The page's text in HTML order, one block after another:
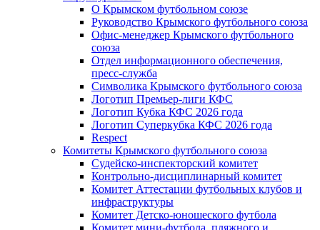
О Крымском футбольном союзе
Руководство Крымского футбольного союза
Офис-менеджер Крымского футбольного
союза
Отдел информационного обеспечения,
пресс-служба
Символика Крымского футбольного союза
Логотип Премьер-лиги КФС
Логотип Кубка КФС 2026 года
Логотип Суперкубка КФС 2026 года
Respect
Комитеты Крымского футбольного союза
Судейско-инспекторский комитет
Контрольно-дисциплинарный комитет
Комитет Аттестации футбольных клубов и
инфраструктуры
Комитет Детско-юношеского футбола
Комитет мини-футбола, пляжного и